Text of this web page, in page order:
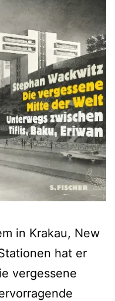
in Krakau, New
hat er
vergessene